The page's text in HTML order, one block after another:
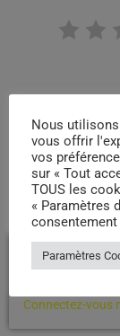
Laisser
Connectez-vous
Nous
vous offrir
vos
sur « Tout
TOUS les
« Paramètres
Paramètres